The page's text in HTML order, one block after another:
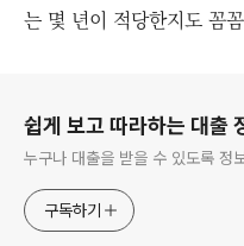
는 몇 년이 적당한지도 꼼
쉽게 보고 따라하는 대출
누구나 대출을 받을 수 있도록 정
구독하기